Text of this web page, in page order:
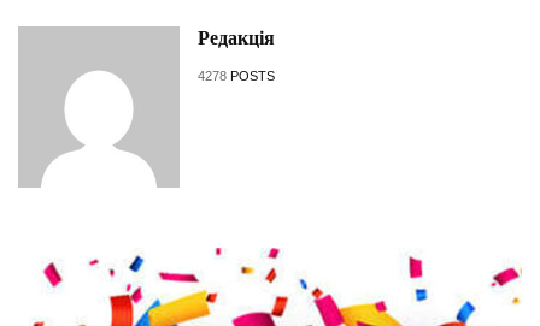
Редакція
4278 POSTS